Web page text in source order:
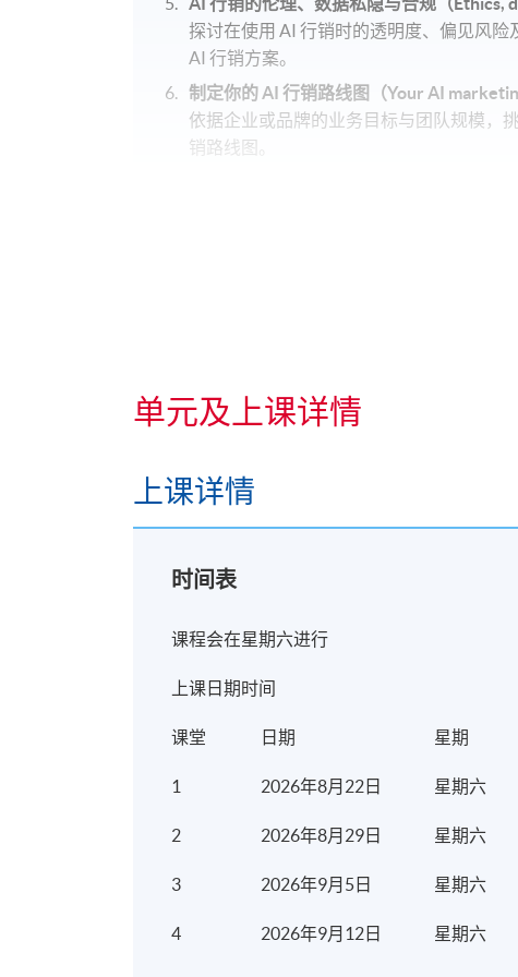
探讨在使用 AI 行销时的透明度、偏见风
AI 行销方案。
制定你的 AI 行销路线图（Your AI
依据企业或品牌的业务目标与团队规模，
销路线图。
报名代码 2440-1554NW
日期 / 时间
单元及上课详情
上课详情
时间表
课程会在星期六进行
上课日期时间
课堂 日期 星期
1 2026年8月22日 星期六
2 2026年8月29日 星期六
3 2026年9月5日 星期六
4 2026年9月12日 星期六